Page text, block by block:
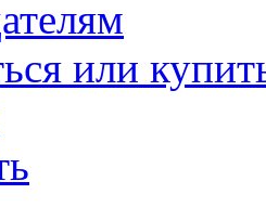
или